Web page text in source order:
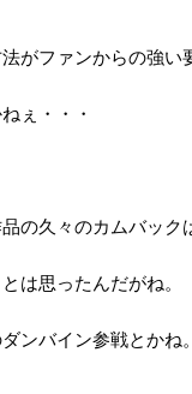
がファンからの強い
ぇ・・・
の久々のカムバック
は思ったんだがね。
ンバイン参戦とかね。